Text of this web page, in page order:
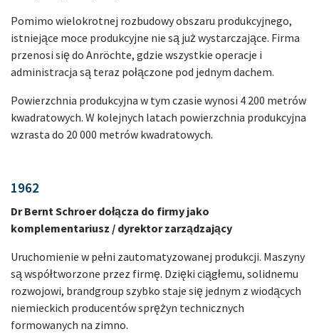
Pomimo wielokrotnej rozbudowy obszaru produkcyjnego,
istniejące moce produkcyjne nie są już wystarczające. Firma
przenosi się do Anröchte, gdzie wszystkie operacje i
administracja są teraz połączone pod jednym dachem.
Powierzchnia produkcyjna w tym czasie wynosi 4 200 metrów
kwadratowych. W kolejnych latach powierzchnia produkcyjna
wzrasta do 20 000 metrów kwadratowych.
1962
Dr Bernt Schroer dołącza do firmy jako
komplementariusz / dyrektor zarządzający
Uruchomienie w pełni zautomatyzowanej produkcji. Maszyny
są współtworzone przez firmę. Dzięki ciągłemu, solidnemu
rozwojowi, brandgroup szybko staje się jednym z wiodących
niemieckich producentów sprężyn technicznych
formowanych na zimno.